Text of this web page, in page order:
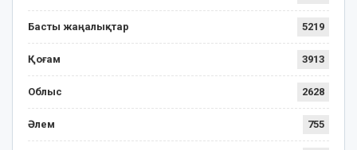
Басты жаңалықтар 5219
Қоғам 3913
Облыс 2628
Әлем 755